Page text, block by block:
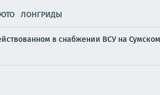
ЛОНГРИДЫ
в снабжении ВСУ на